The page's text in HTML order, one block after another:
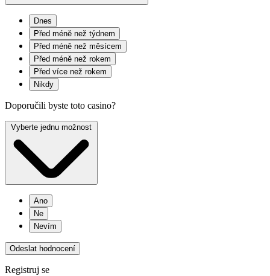
Dnes
Před méně než týdnem
Před méně než měsícem
Před méně než rokem
Před více než rokem
Nikdy
Doporučili byste toto casino?
Vyberte jednu možnost
Ano
Ne
Nevím
Odeslat hodnocení
Registruj se